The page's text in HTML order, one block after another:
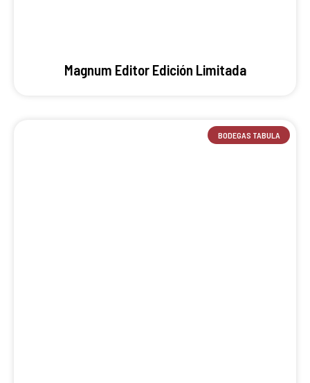
Magnum Editor Edición Limitada
BODEGAS TABULA